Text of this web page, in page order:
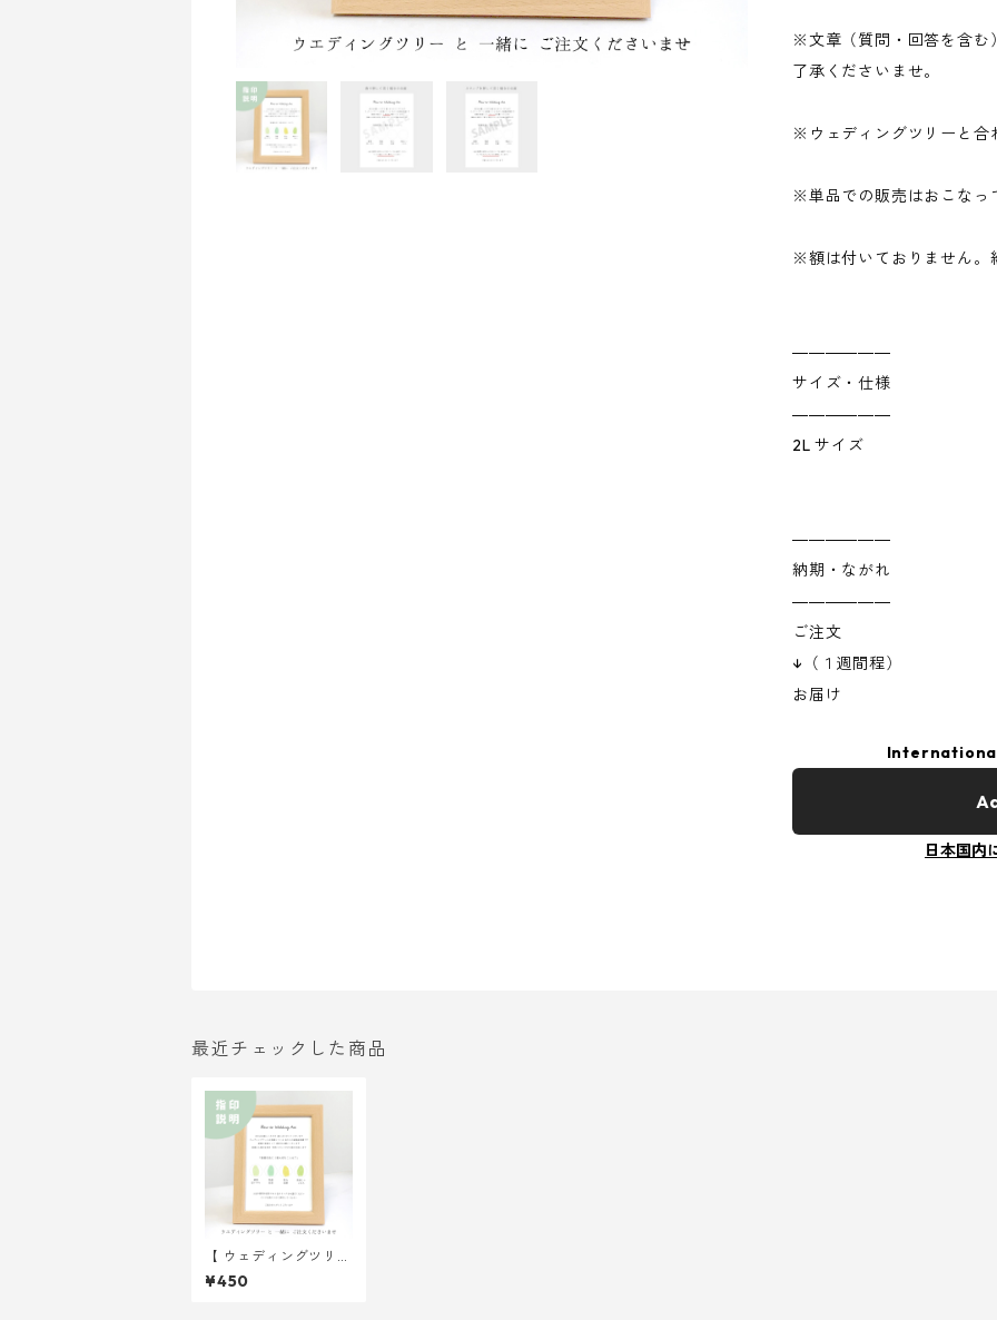
※文章（質問・回答を含む
了承くださいませ。
※ウェディングツリーと合
※単品での販売はおこなっ
※額は付いておりません。
――――――
サイズ・仕様
――――――
2L サイズ
――――――
納期・ながれ
――――――
ご注文
↓（１週間程）
お届け
日本国内
最近チェックした商品
【 ウェディングツリー
】 指印説明 2Lサイ
ズ紙
¥450